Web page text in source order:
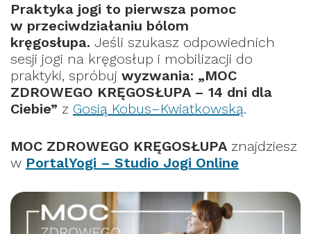
Praktyka jogi to pierwsza pomoc
w przeciwdziałaniu bólom
kręgosłupa. Jeśli szukasz odpowiednich
sesji jogi na kręgosłup i mobilizacji do
praktyki, spróbuj wyzwania: „MOC
ZDROWEGO KRĘGOSŁUPA – 14 dni dla
Ciebie” z Gosią Kobus–Kwiatkowską.
MOC ZDROWEGO KRĘGOSŁUPA znajdziesz
w PortalYogi – Studio Jogi Online